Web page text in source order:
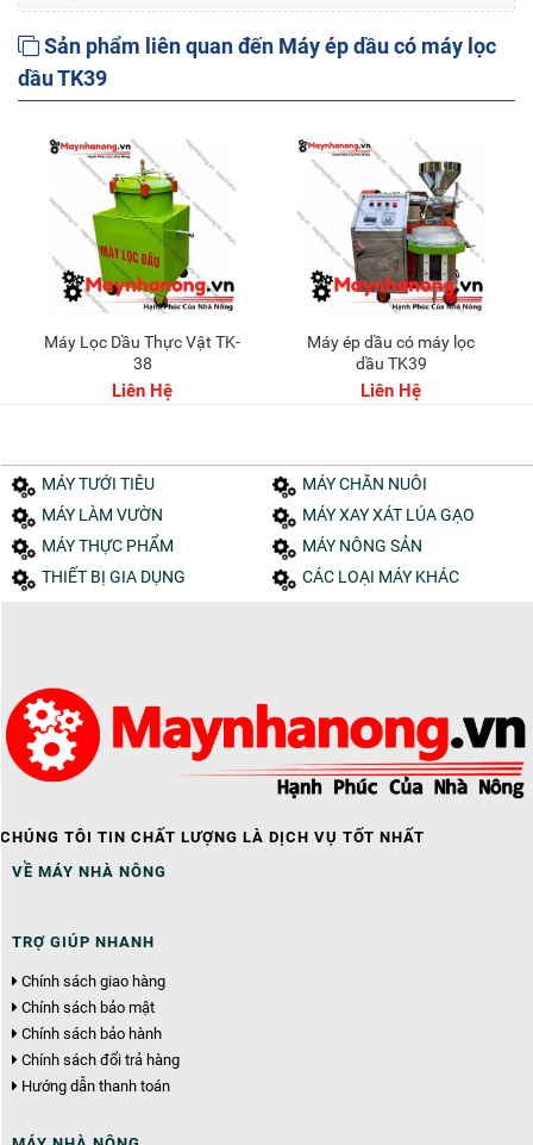
Sản phẩm liên quan đến Máy ép dầu có máy lọc
dầu TK39
Máy Lọc Dầu Thực Vật TK-
38
Liên Hệ
Máy ép dầu có máy lọc
dầu TK39
Liên Hệ
MÁY TƯỚI TIÊU
MÁY CHĂN NUÔI
MÁY LÀM VƯỜN
MÁY XAY XÁT LÚA GẠO
MÁY THỰC PHẨM
MÁY NÔNG SẢN
THIẾT BỊ GIA DỤNG
CÁC LOẠI MÁY KHÁC
CHÚNG TÔI TIN CHẤT LƯỢNG LÀ DỊCH VỤ TỐT NHẤT
VỀ MÁY NHÀ NÔNG
TRỢ GIÚP NHANH
Chính sách giao hàng
Chính sách bảo mật
Chính sách bảo hành
Chính sách đổi trả hàng
Hướng dẫn thanh toán